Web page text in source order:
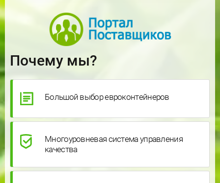
Почему мы?
Большой выбор евроконтейнеров
Многоуровневая система управления
качества